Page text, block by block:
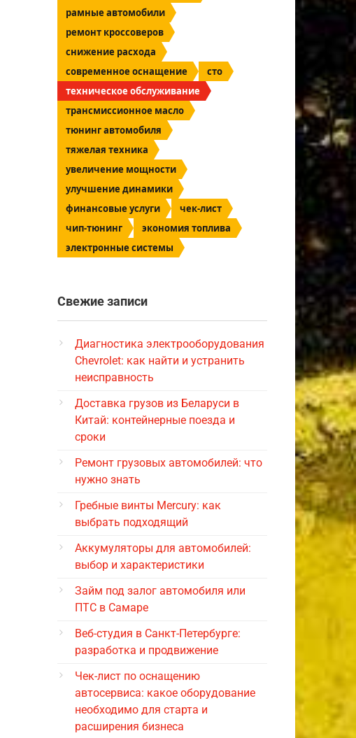
рамные автомобили
ремонт кроссоверов
снижение расхода
современное оснащение
сто
техническое обслуживание
трансмиссионное масло
тюнинг автомобиля
тяжелая техника
увеличение мощности
улучшение динамики
финансовые услуги
чек-лист
чип-тюнинг
экономия топлива
электронные системы
Свежие записи
Диагностика электрооборудования
Chevrolet: как найти и устранить
неисправность
Доставка грузов из Беларуси в
Китай: контейнерные поезда и
сроки
Ремонт грузовых автомобилей: что
нужно знать
Гребные винты Mercury: как
выбрать подходящий
Аккумуляторы для автомобилей:
выбор и характеристики
Займ под залог автомобиля или
ПТС в Самаре
Веб-студия в Санкт-Петербурге:
разработка и продвижение
Чек-лист по оснащению
автосервиса: какое оборудование
необходимо для старта и
расширения бизнеса